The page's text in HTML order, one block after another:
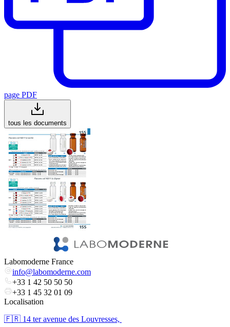
page PDF
tous les documents
Labomoderne France
info@labomoderne.com
+33 1 42 50 50 50
+33 1 45 32 01 09
Localisation
🇫🇷 ​14 ter avenue des Louvresses,